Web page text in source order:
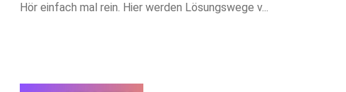
Hör einfach mal rein. Hier werden Lösungswege v...